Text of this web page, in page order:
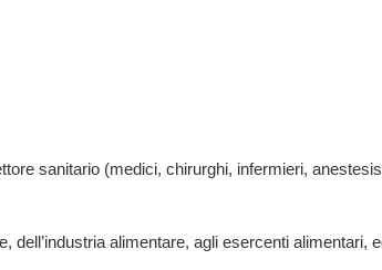
sanitario (medici, chirurghi, infermieri,
dell’industria alimentare, agli esercenti